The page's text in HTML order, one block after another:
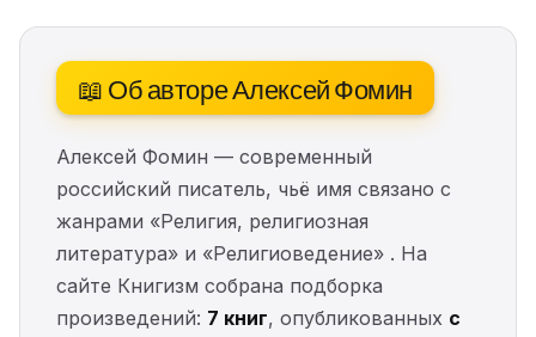
📖 Об авторе Алексей Фомин
Алексей Фомин — современный
российский писатель, чьё имя связано с
жанрами «Религия, религиозная
литература» и «Религиоведение» . На
сайте Книгизм собрана подборка
произведений: 7 книг, опубликованных с